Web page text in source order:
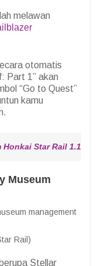
melawan
otomatis
Part 1” akan
“Go to Quest”
kamu
Honkai Star Rail 1.1:
Museum
Rail)
Stellar